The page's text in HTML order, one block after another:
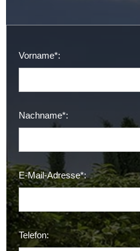
Vorname*:
Nachname*:
E-Mail-Adresse*:
Telefon: